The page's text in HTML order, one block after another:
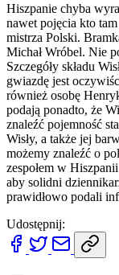
Hiszpanie chyba
nawet pojęcia kto
mistrza Polski.
Michał Wróbel. Nie
Szczegóły składu
gwiazdę jest
również osobę
podają ponadto, że
znaleźć pojemność
Wisły, a także jej
możemy znaleźć o
zespołem w
aby solidni
prawidłowo podali
Udostępnij: